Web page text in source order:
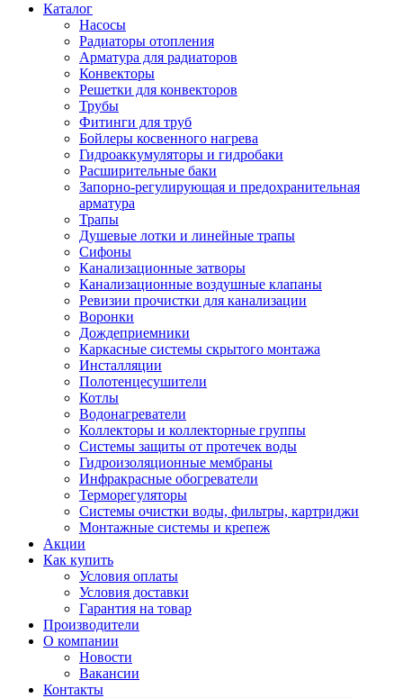
Каталог
Насосы
Радиаторы отопления
Арматура для радиаторов
Конвекторы
Решетки для конвекторов
Трубы
Фитинги для труб
Бойлеры косвенного нагрева
Гидроаккумуляторы и гидробаки
Расширительные баки
Запорно-регулирующая и предохранительная
арматура
Трапы
Душевые лотки и линейные трапы
Сифоны
Канализационные затворы
Канализационные воздушные клапаны
Ревизии прочистки для канализации
Воронки
Дождеприемники
Каркасные системы скрытого монтажа
Инсталляции
Полотенцесушители
Котлы
Водонагреватели
Коллекторы и коллекторные группы
Системы защиты от протечек воды
Гидроизоляционные мембраны
Инфракрасные обогреватели
Терморегуляторы
Системы очистки воды, фильтры, картриджи
Монтажные системы и крепеж
Акции
Как купить
Условия оплаты
Условия доставки
Гарантия на товар
Производители
О компании
Новости
Вакансии
Контакты